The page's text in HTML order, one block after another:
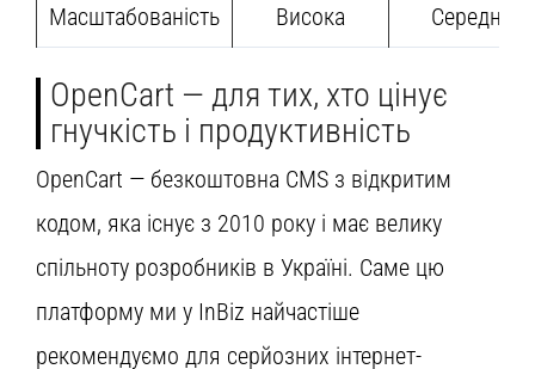
Масштабованість Висока Середня
OpenCart — для тих, хто цінує
гнучкість і продуктивність
OpenCart — безкоштовна CMS з відкритим
кодом, яка існує з 2010 року і має велику
спільноту розробників в Україні. Саме цю
платформу ми у InBiz найчастіше
рекомендуємо для серйозних інтернет-